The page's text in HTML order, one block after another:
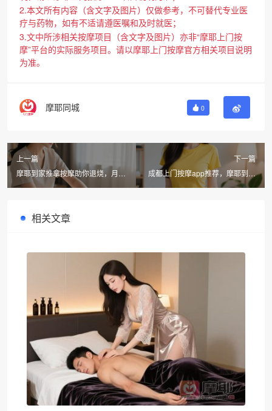
2.本文所有内容（含文字及图片）仅做参考，不可替代专业医
疗与药物，如有不适请遵医嘱和及时就医；
3.文中所涉相关按摩项目（含文字及图片）亦非“摩耶上门按
摩”平台的实际服务项目。请以摩耶上门按摩官方相关项目说明
为准。
摩耶同城 0
上一篇
摩耶到家推拿按摩助你退烧，月圆
人圆元宵节温馨陪伴
下一篇
成都上门按摩app推荐，摩耶到家
性价比高值得信赖
相关文章